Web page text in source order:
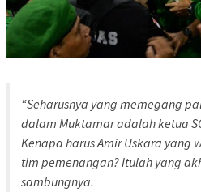
“Seharusnya yang memegang
dalam Muktamar adalah ketua
Kenapa harus Amir Uskara yang
tim pemenangan? Itulah yang
sambungnya.